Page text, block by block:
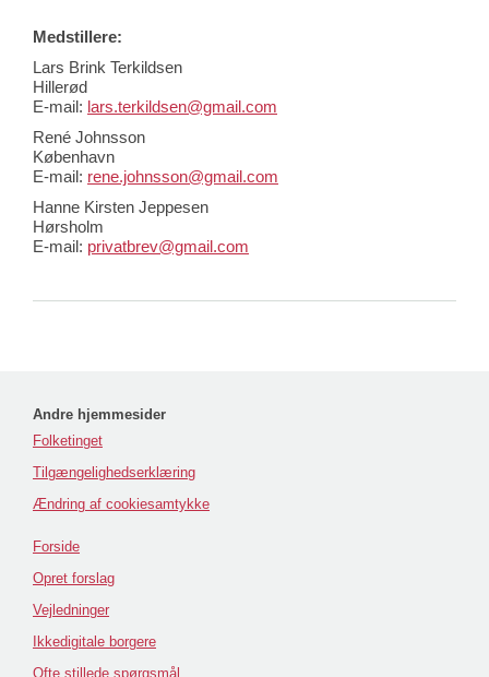
Medstillere:
Lars Brink Terkildsen
Hillerød
E-mail: lars.terkildsen@gmail.com
René Johnsson
København
E-mail: rene.johnsson@gmail.com
Hanne Kirsten Jeppesen
Hørsholm
E-mail: privatbrev@gmail.com
Andre hjemmesider
Folketinget
Tilgængelighedserklæring
Ændring af cookiesamtykke
Forside
Opret forslag
Vejledninger
Ikkedigitale borgere
Ofte stillede spørgsmål